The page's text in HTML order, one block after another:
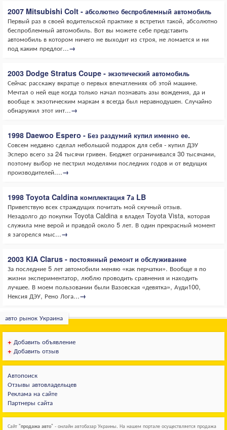
2007 Mitsubishi Colt - абсолютно беспроблемный автомобиль
Первый раз в своей водительской практике я встретил такой, абсолютно
беспроблемный автомобиль. Вот вы можете себе представить
автомобиль в котором ничего не выходит из строя, не ломается и ни
под каким предлог...→
2003 Dodge Stratus Coupe - экзотический автомобиль
Сейчас расскажу вкратце о первых впечатлениях об этой машине.
Мечтал о ней еще когда только начал познавать азы вождения, да и
вообще к экзотическим маркам я всегда был неравнодушен. Случайно
обнаружил этот инт...→
1998 Daewoo Espero - Без раздумий купил именно ее.
Совсем недавно сделал небольшой подарок для себя - купил ДЭУ
Эсперо всего за 24 тысячи гривен. Бюджет ограничивался 30 тысячами,
поэтому выбор не пестрил моделями последних годов и от ведущих
производителей....→
1998 Toyota Caldina комплектация 7а LB
Приветствую всех страждущих почитать мой скучный отзыв.
Незадолго до покупки Toyota Caldina я владел Toyota Vista, которая
служила мне верой и правдой около 5 лет. В один прекрасный момент
я загорелся мыс...→
2003 KIA Clarus - постоянный ремонт и обслуживание
За последние 5 лет автомобили меняю «как перчатки». Вообще я по
жизни экспериментатор, люблю проводить сравнения и находить
лучшее. В моем пользовании были Вазовская «девятка», Ауди100,
Нексия ДЭУ, Рено Лога...→
авто рынок Украина
+ Добавить объявление
+ Добавить отзыв
Автопоиск
Отзывы автовладельцев
Реклама на сайте
Партнеры сайта
Сайт "продажа авто" - онлайн автобазар Украины. На нашем портале осуществляется продажа